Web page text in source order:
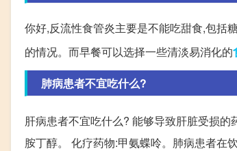
你好,反流性食管炎主要是不能吃甜食,包括
的情况。而早餐可以选择一些清淡易消化的
肺病患者不宜吃什么?
肝病患者不宜吃什么? 能够导致肝脏受损
胺丁醇。 化疗药物:甲氨蝶呤。肺病患者在